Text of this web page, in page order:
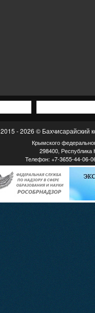
2015 - 2026 © Бахчисарайский
Крымского
298400, Республика
Телефон: +7-3655-44-06-